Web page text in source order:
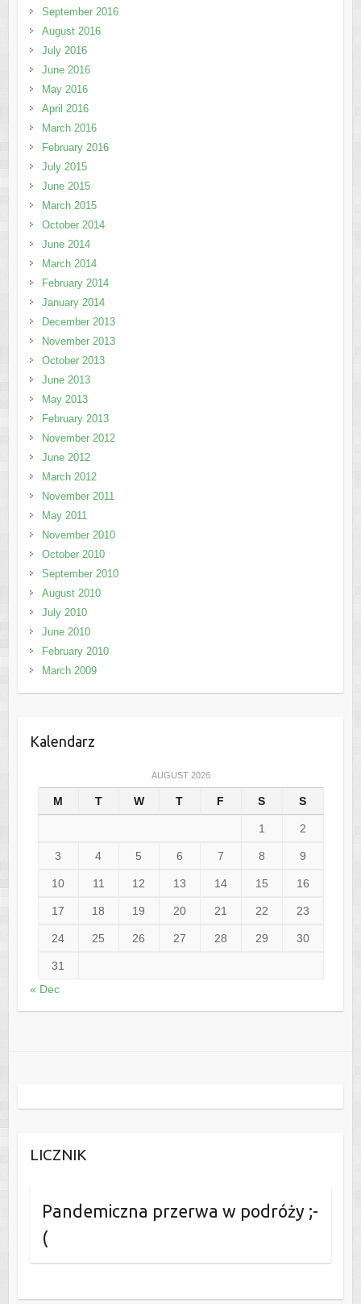
September 2016
August 2016
July 2016
June 2016
May 2016
April 2016
March 2016
February 2016
July 2015
June 2015
March 2015
October 2014
June 2014
March 2014
February 2014
January 2014
December 2013
November 2013
October 2013
June 2013
May 2013
February 2013
November 2012
June 2012
March 2012
November 2011
May 2011
November 2010
October 2010
September 2010
August 2010
July 2010
June 2010
February 2010
March 2009
Kalendarz
AUGUST 2026
M T W T F S S
1 2
3 4 5 6 7 8 9
10 11 12 13 14 15 16
17 18 19 20 21 22 23
24 25 26 27 28 29 30
31
« Dec
LICZNIK
Pandemiczna przerwa w podróży ;-
(